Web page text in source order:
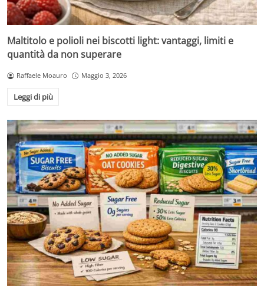
Maltitolo e polioli nei biscotti light: vantaggi, limiti e
quantità da non superare
Raffaele Moauro Maggio 3, 2026
Leggi di più